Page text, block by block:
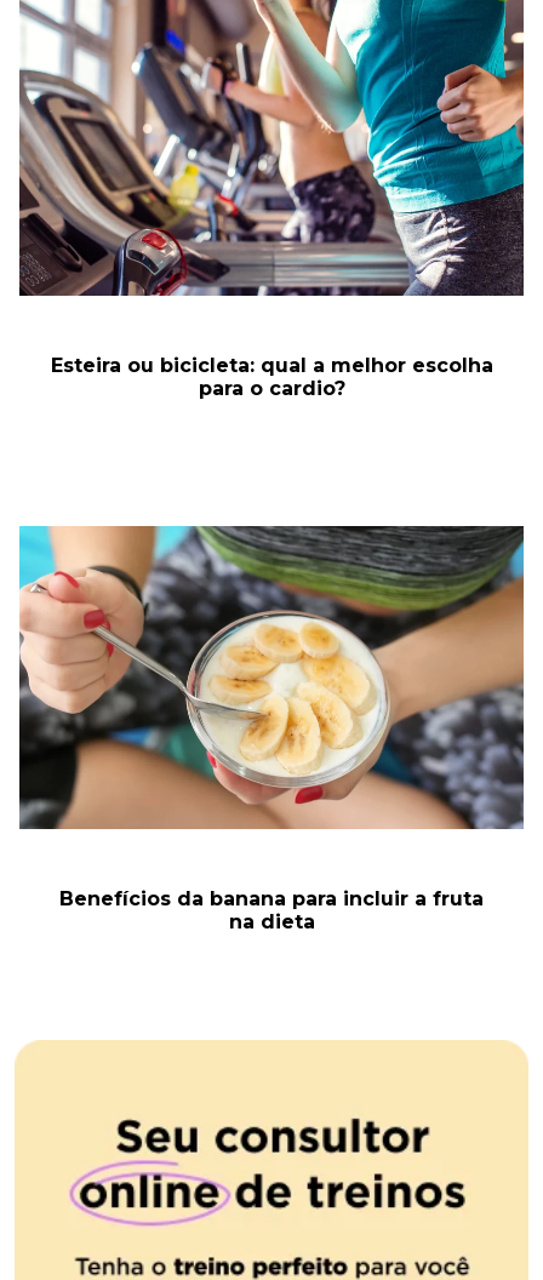
Esteira ou bicicleta: qual a melhor escolha
para o cardio?
Benefícios da banana para incluir a fruta
na dieta